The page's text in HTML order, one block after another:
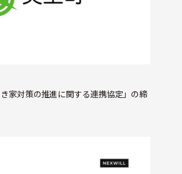
家対策の推進に関する連携協定」の締